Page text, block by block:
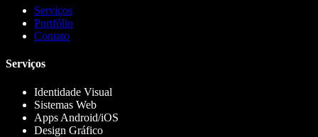
Serviços
Portfólio
Contato
Serviços
Identidade Visual
Sistemas Web
Apps Android/iOS
Design Gráfico